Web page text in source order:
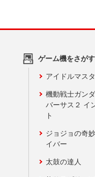
ゲーム機をさがす
アイドルマス
機動戦士ガン
バーサス２ イ
ト
ジョジョの奇
イバー
太鼓の達人